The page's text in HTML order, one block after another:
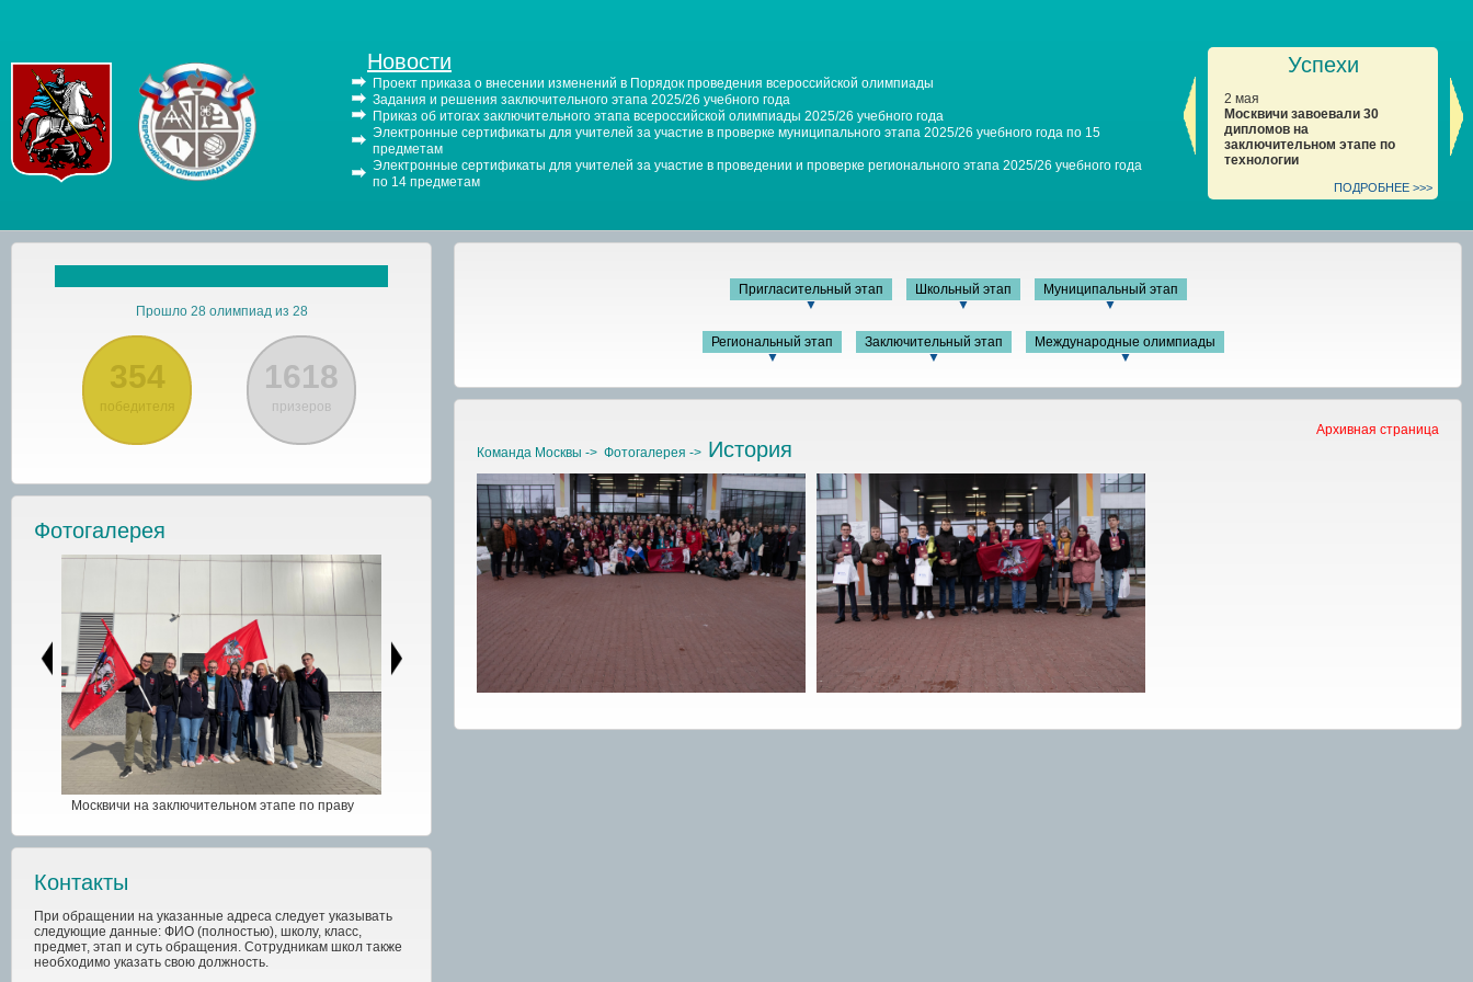
Новости
Проект приказа о внесении изменений в Порядок проведения всероссийской олимпиады
Задания и решения заключительного этапа 2025/26 учебного года
Приказ об итогах заключительного этапа всероссийской олимпиады 2025/26 учебного года
Электронные сертификаты для учителей за участие в проверке муниципального этапа 2025/26 учебного года по 15
предметам
Электронные сертификаты для учителей за участие в проведении и проверке регионального этапа 2025/26 учебного года
по 14 предметам
Успехи
2 мая
Москвичи завоевали 30
дипломов на
заключительном этапе по
технологии
ПОДРОБНЕЕ >>>
2
Прошло 28 олимпиад из 28
354
победителя
1618
призеров
Фотогалерея
Москвичи на заключительном этапе по праву
Контакты
При обращении на указанные адреса следует указывать
следующие данные: ФИО (полностью), школу, класс,
предмет, этап и суть обращения. Сотрудникам школ также
необходимо указать свою должность.
Пригласительный этап
▼
Школьный этап
▼
Муниципальный этап
▼
Региональный этап
▼
Заключительный этап
▼
Международные олимпиады
▼
Архивная страница
Команда Москвы -> Фотогалерея -> История